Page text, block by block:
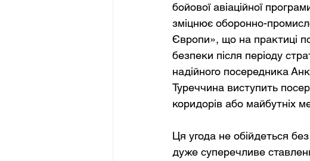
бойової авіаційної
зміцнює оборонно-
Європи», що на практиці
безпеки після періоду
надійного посередника
Туреччина виступить
коридорів або майбутніх
Ця угода не обійдеться
дуже суперечливе